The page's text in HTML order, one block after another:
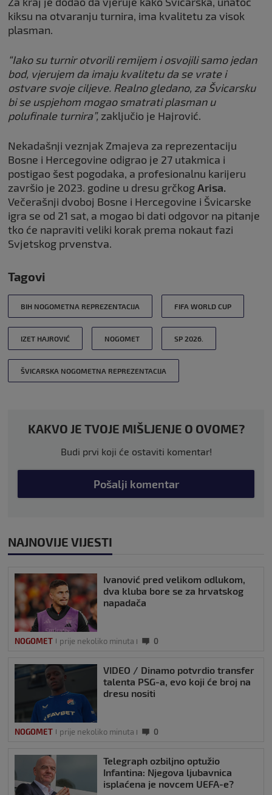
kiksu na otvaranju turnira, ima kvalitetu za visok
plasman.
“Iako su turnir otvorili remijem i osvojili samo jedan
bod, vjerujem da imaju kvalitetu da se vrate i
ostvare svoje ciljeve. Realno gledano, za Švicarsku
bi se uspjehom mogao smatrati plasman u
polufinale turnira”, zaključio je Hajrović.
Nekadašnji veznjak Zmajeva za reprezentaciju
Bosne i Hercegovine odigrao je 27 utakmica i
postigao šest pogodaka, a profesionalnu karijeru
završio je 2023. godine u dresu grčkogArisa.
Večerašnji dvoboj Bosne i Hercegovine i Švicarske
igra se od 21 sat, a mogao bi dati odgovor na pitanje
tko će napraviti veliki korak prema nokaut fazi
Svjetskog prvenstva.
Tagovi
BIH NOGOMETNA REPREZENTACIJA FIFA WORLD CUP
IZET HAJROVIĆ NOGOMET SP 2026.
ŠVICARSKA NOGOMETNA REPREZENTACIJA
KAKVO JE TVOJE MIŠLJENJE O OVOME?
Budi prvi koji će ostaviti komentar!
Pošalji komentar
NAJNOVIJE VIJESTI
Ivanović pred velikom odlukom,
dva kluba bore se za hrvatskog
napadača
NOGOMET prije nekoliko minuta 0
VIDEO / Dinamo potvrdio transfer
talenta PSG-a, evo koji će broj na
dresu nositi
NOGOMET prije nekoliko minuta 0
Telegraph ozbiljno optužio
Infantina: Njegova ljubavnica
isplaćena je novcem UEFA-e?